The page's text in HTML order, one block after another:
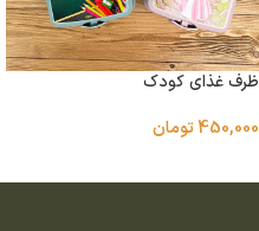
ظرف غذای کودک
450,000تومان